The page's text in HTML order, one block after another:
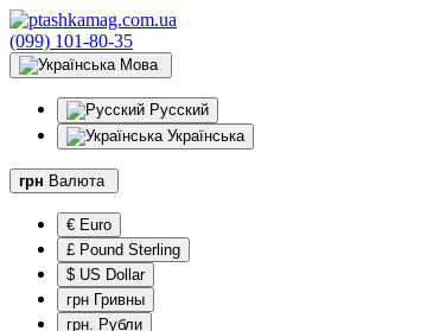
(099) 101-80-35
Мова
Русский
Українська
грн Валюта
€ Euro
£ Pound Sterling
$ US Dollar
грн Гривны
грн. Рубли